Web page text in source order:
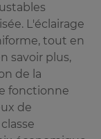
L'éclairage
tout en
savoir plus,
de la
fonctionne
de